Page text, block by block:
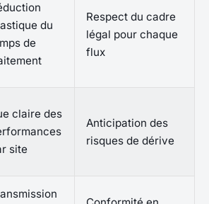
du
de
Respect du cadre
légal pour chaque
flux
claire des
site
Anticipation des
risques de dérive